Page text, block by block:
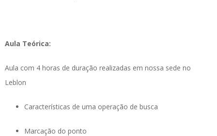
Aula Teórica:
Aula com 4 horas de duração realizadas em nossa sede no
Leblon
Características de uma operação de busca
Marcação do ponto